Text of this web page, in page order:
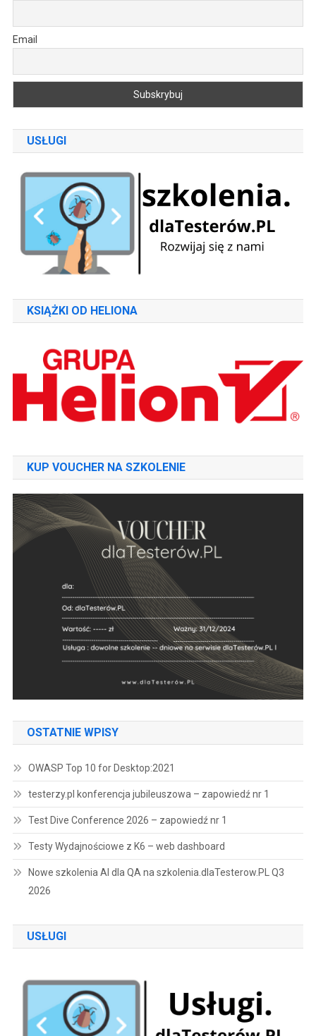
Email
USŁUGI
KSIĄŻKI OD HELIONA
KUP VOUCHER NA SZKOLENIE
OSTATNIE WPISY
OWASP Top 10 for Desktop:2021
testerzy.pl konferencja jubileuszowa – zapowiedź nr 1
Test Dive Conference 2026 – zapowiedź nr 1
Testy Wydajnościowe z K6 – web dashboard
Nowe szkolenia AI dla QA na szkolenia.dlaTesterow.PL Q3
2026
USŁUGI